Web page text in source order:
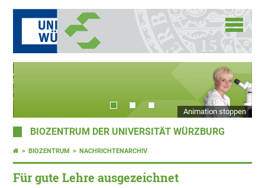
Animation stoppen
BIOZENTRUM DER UNIVERSITÄT WÜRZBURG
BIOZENTRUM NACHRICHTENARCHIV
Für gute Lehre ausgezeichnet